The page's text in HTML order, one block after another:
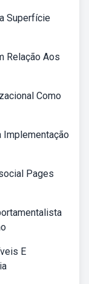
Superfície
Relação Aos
Como
Implementação
Pages
E